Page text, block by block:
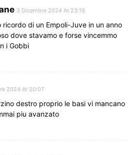
3 Dicembre 2024 At 23:19
ricordo di un Empoli-Juve in un anno
dove stavamo e forse vincemmo
i Gobbi
2024 At 20:07
destro proprio le basi vi mancano
piu avanzato